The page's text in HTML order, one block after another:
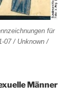
für
07 / Unknown /
Männer